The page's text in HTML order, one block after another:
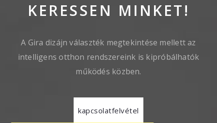
KERESSEN MINKET!
A Gira dizájn választék megtekintése mellett az
intelligens otthon rendszereink is kipróbálhatók
működés közben.
kapcsolatfelvétel